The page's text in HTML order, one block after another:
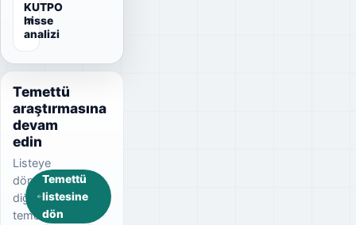
KUTPO
hisse
analizi
Temettü
araştırmasına
devam
edin
Listeye
dönerek
diğer
temettü
Temettü
listesine
dön